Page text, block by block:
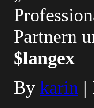
Partnern
$langex
By karin |